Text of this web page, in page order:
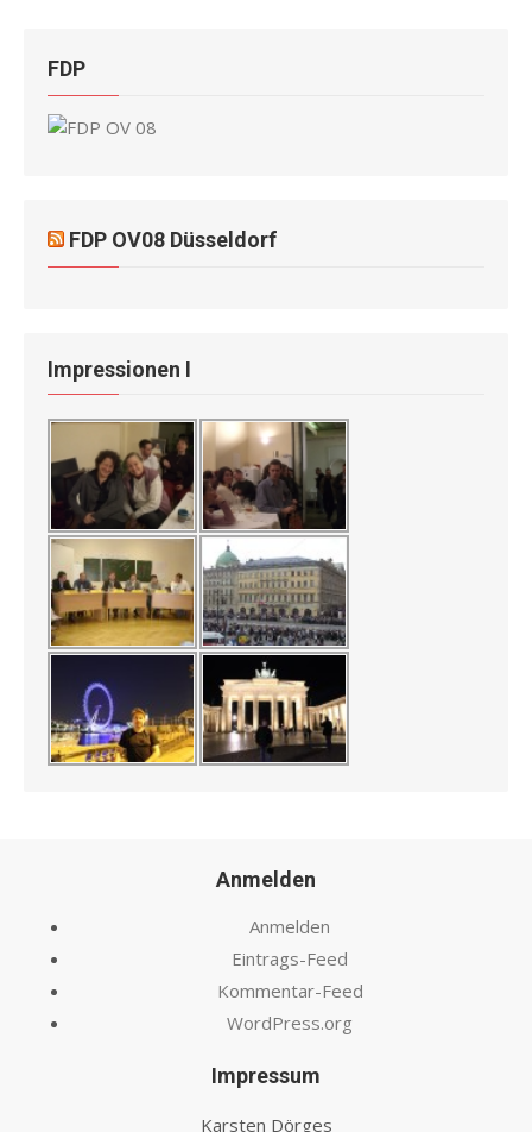
FDP
FDP OV08 Düsseldorf
Impressionen I
Anmelden
Anmelden
Eintrags-Feed
Kommentar-Feed
WordPress.org
Impressum
Karsten Dörges